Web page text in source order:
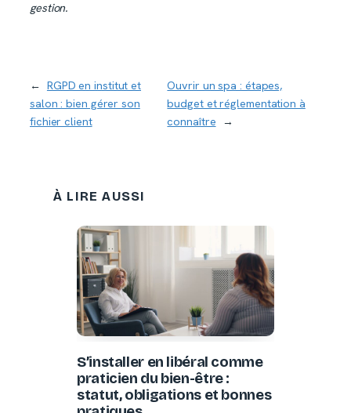
gestion.
← RGPD en institut et
salon : bien gérer son
fichier client
Ouvrir un spa : étapes,
budget et réglementation à
connaître
→
À LIRE AUSSI
S’installer en libéral comme
praticien du bien-être :
statut, obligations et bonnes